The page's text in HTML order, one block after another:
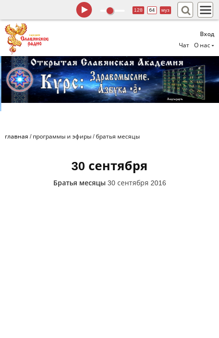
Вход
Чат
О нас
128 64 муз
главная / программы и эфиры /братья месяцы
30 сентября
Братья месяцы 30 сентября 2016